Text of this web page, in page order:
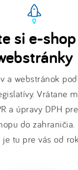
si e-
a webstránok
Vrátane
a úpravy DPH
do zahraničia.
je tu pre vás od